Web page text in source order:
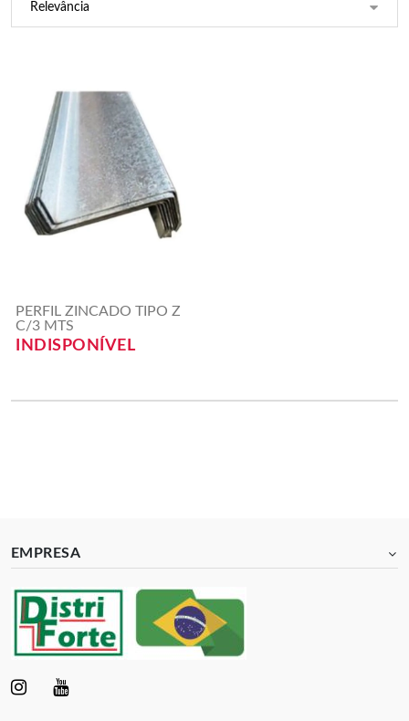
PERFIL ZINCADO TIPO Z
C/3 MTS
INDISPONÍVEL
EMPRESA